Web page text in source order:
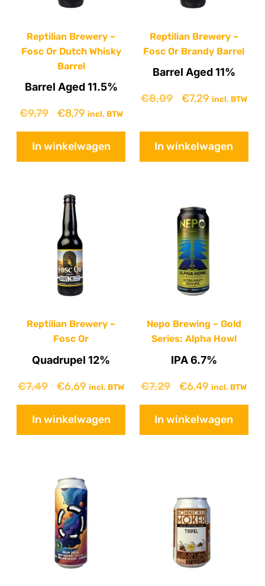
Reptilian Brewery –
Fosc Or Dutch Whisky
Barrel
Barrel Aged 11.5%
€9,79 €8,79 incl. BTW
In winkelwagen
Reptilian Brewery –
Fosc Or Brandy Barrel
Barrel Aged 11%
€8,09 €7,29 incl. BTW
In winkelwagen
Reptilian Brewery –
Fosc Or
Quadrupel 12%
€7,49 €6,69 incl. BTW
In winkelwagen
Nepo Brewing – Gold
Series: Alpha Howl
IPA 6.7%
€7,29 €6,49 incl. BTW
In winkelwagen